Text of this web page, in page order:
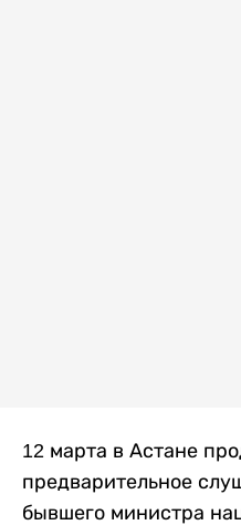
12 марта в Астане
предварительное
бывшего министра